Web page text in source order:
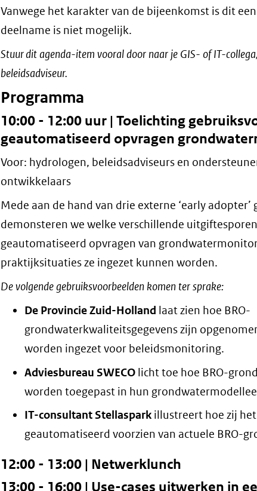
Vanwege het karakter van de bijeenkomst is dit
deelname is niet mogelijk.
Stuur dit agenda-item vooral door naar je GIS- of IT-
beleidsadviseur.
Programma
10:00 - 12:00 uur | Toelichting
geautomatiseerd opvragen
Voor: hydrologen, beleidsadviseurs en
ontwikkelaars
Mede aan de hand van drie externe ‘early
demonsteren we welke verschillende
geautomatiseerd opvragen van
praktijksituaties ze ingezet kunnen worden.
De volgende gebruiksvoorbeelden komen ter sprake:
De Provincie Zuid-Holland laat zien hoe BRO-
grondwaterkwaliteitsgegevens zijn
worden ingezet voor beleidsmonitoring.
Adviesbureau SWECO licht toe hoe BRO-
worden toegepast in hun
IT-consultant Stellasparkillustreert hoe zij
geautomatiseerd voorzien van actuele BRO-
12:00 - 13:00 | Netwerklunch
13:00 - 16:00 | Use-cases uitwerken in